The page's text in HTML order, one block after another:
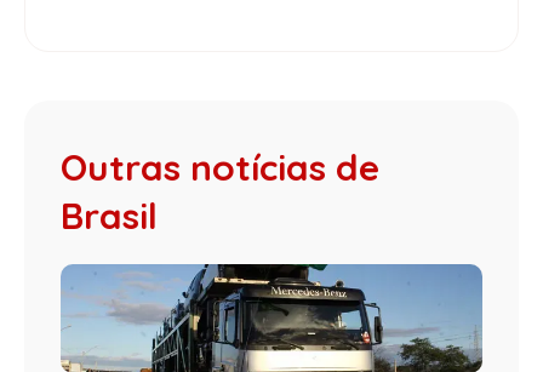
Outras notícias de
Brasil